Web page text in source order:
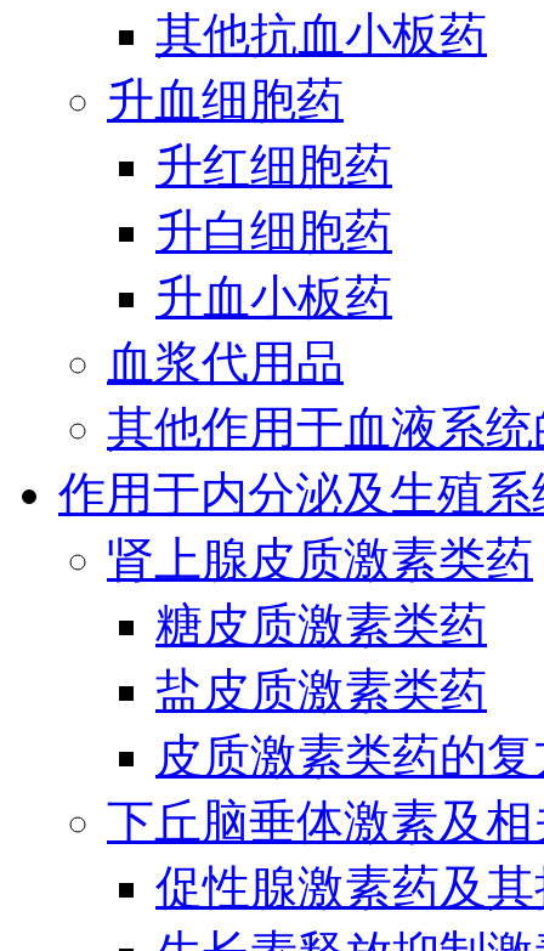
其他抗血小板药
升血细胞药
升红细胞药
升白细胞药
升血小板药
血浆代用品
其他作用于血液系
作用于内分泌及生殖
肾上腺皮质激素类药
糖皮质激素类药
盐皮质激素类药
皮质激素类药的
下丘脑垂体激素及
促性腺激素药及